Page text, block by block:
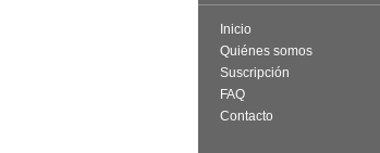
Inicio
Quiénes somos
Suscripción
FAQ
Contacto